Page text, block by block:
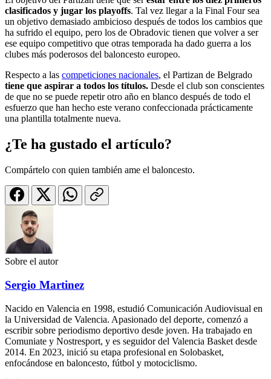
clasificados y jugar los playoffs. Tal vez llegar a la Final Four sea
un objetivo demasiado ambicioso después de todos los cambios que
ha sufrido el equipo, pero los de Obradovic tienen que volver a ser
ese equipo competitivo que otras temporada ha dado guerra a los
clubes más poderosos del baloncesto europeo.
Respecto a las competiciones nacionales, el Partizan de Belgrado
tiene que aspirar a todos los títulos. Desde el club son conscientes
de que no se puede repetir otro año en blanco después de todo el
esfuerzo que han hecho este verano confeccionada prácticamente
una plantilla totalmente nueva.
¿Te ha gustado el artículo?
Compártelo con quien también ame el baloncesto.
Sobre el autor
Sergio Martinez
Nacido en Valencia en 1998, estudió Comunicación Audiovisual en
la Universidad de Valencia. Apasionado del deporte, comenzó a
escribir sobre periodismo deportivo desde joven. Ha trabajado en
Comuniate y Nostresport, y es seguidor del Valencia Basket desde
2014. En 2023, inició su etapa profesional en Solobasket,
enfocándose en baloncesto, fútbol y motociclismo.